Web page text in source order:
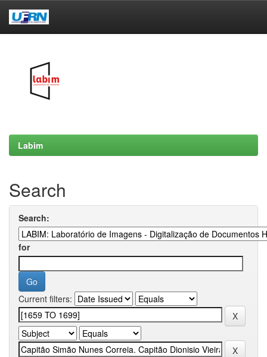
Labim
Search
Search:
for
Current filters: